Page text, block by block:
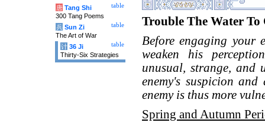
Trouble The Water To
Before engaging your
weaken his
unusual, strange, and
enemy's suspicion
enemy is thus more
Spring and Autumn
table
唐 Tang Shi
300 Tang Poems
table
兵 Sun Zi
The Art of War
table
计 36 Ji
Thirty-Six Strategies